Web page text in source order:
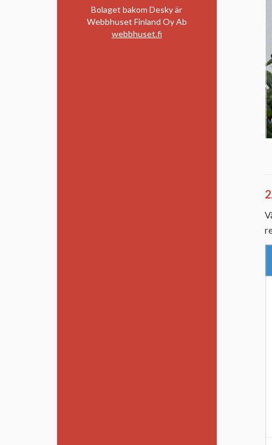
Bolaget bakom Desky är
Webbhuset Finland Oy Ab
webbhuset.fi